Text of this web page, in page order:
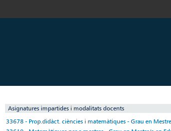
Asignatures impartides i modalitats docents
33678 - Prop.didàct. ciències i matemàtiques - Grau en